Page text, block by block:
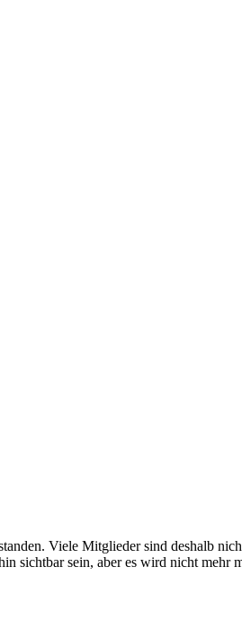
Viele Mitglieder sind deshalb
sichtbar sein, aber es wird nicht